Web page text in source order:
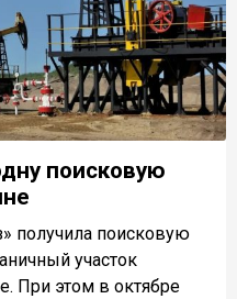
поисковую
получила поисковую
участок
При этом в октябре